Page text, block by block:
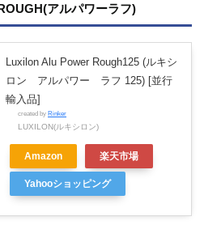
アルパワーラフ)
Luxilon Alu Power Rough125 (ルキシ
ロン アルパワー ラフ 125) [並行
輸入品]
created by Rinker
LUXILON(ルキシロン)
Amazon 楽天市場
Yahooショッピング